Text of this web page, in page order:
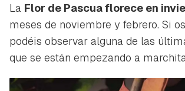
La Flor de Pascua florece en
meses de noviembre y febrero. Si
podéis observar alguna de las
que se están empezando a